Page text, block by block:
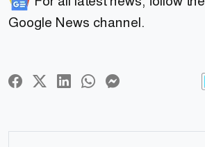
Google News channel.